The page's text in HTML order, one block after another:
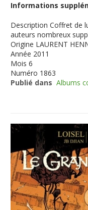
Informations
Description Coffret de
auteurs nombreux
Origine LAURENT
Année 2011
Mois 6
Numéro 1863
Publié dans Albums